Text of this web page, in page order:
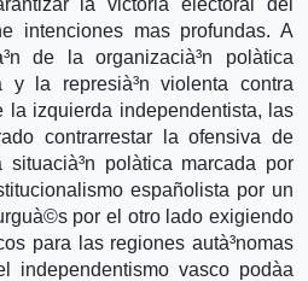
intenciones mas profundas. A
de la organizacià³n polà­tica
y la represià³n violenta contra
la izquierda independentista, las
contrarrestar la ofensiva de
polà­tica marcada por
españolista por un
por el otro lado exigiendo
para las regiones autà³nomas
independentismo vasco podà­a